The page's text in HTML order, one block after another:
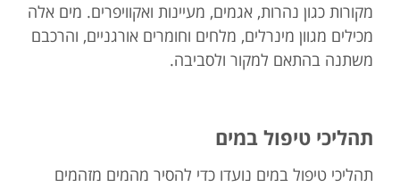
מקורות כגון נהרות, אגמים, מעיינות ואקוויפרים. מים אלה
מכילים מגוון מינרלים, מלחים וחומרים אורגניים, והרכבם
משתנה בהתאם למקור ולסביבה.
תהליכי טיפול במים
תהליכי טיפול במים נועדו כדי להסיר מהמים מזהמים